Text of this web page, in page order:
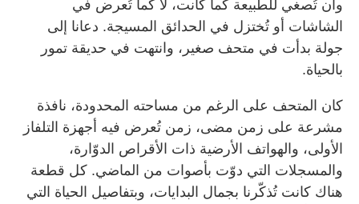
وأن تُصغي للطبيعة كما كانت، لا كما تُعرض في
الشاشات أو تُختزل في الحدائق المسيجة. دعانا إلى
جولة بدأت في متحف صغير، وانتهت في حديقة تمور
بالحياة.
كان المتحف على الرغم من مساحته المحدودة، نافذة
مشرعة على زمن مضى، زمن تُعرض فيه أجهزة التلفاز
الأولى، والهواتف الأرضية ذات الأقراص الدوّارة،
والمسجلات التي دوّت بأصوات من الماضي. كل قطعة
هناك كانت تُذكّرنا بجمال البدايات، وبتفاصيل الحياة التي